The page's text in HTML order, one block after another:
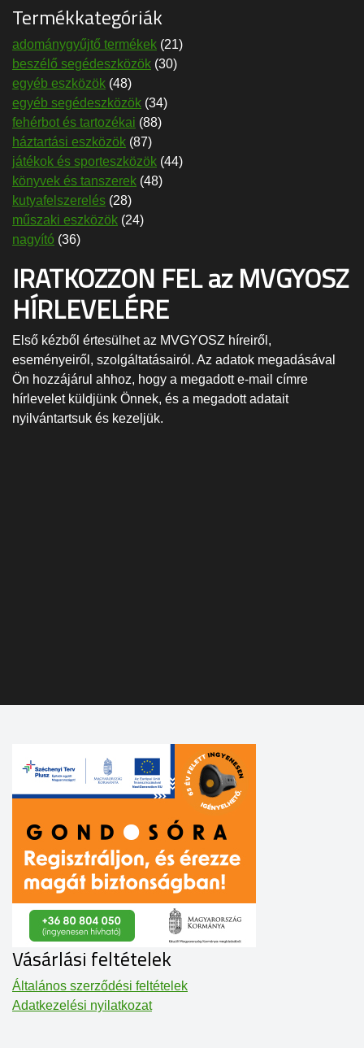
Termékkategóriák
adománygyűjtő termékek (21)
beszélő segédeszközök (30)
egyéb eszközök (48)
egyéb segédeszközök (34)
fehérbot és tartozékai (88)
háztartási eszközök (87)
játékok és sporteszközök (44)
könyvek és tanszerek (48)
kutyafelszerelés (28)
műszaki eszközök (24)
nagyító (36)
IRATKOZZON FEL az MVGYOSZ
HÍRLEVELÉRE
Első kézből értesülhet az MVGYOSZ híreiről,
eseményeiről, szolgáltatásairól. Az adatok megadásával
Ön hozzájárul ahhoz, hogy a megadott e-mail címre
hírlevelet küldjünk Önnek, és a megadott adatait
nyilvántartsuk és kezeljük.
Vásárlási feltételek
Általános szerződési feltételek
Adatkezelési nyilatkozat